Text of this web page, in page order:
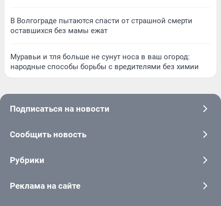
В Волгограде пытаются спасти от страшной смерти
оставшихся без мамы ежат
Муравьи и тля больше не сунут носа в ваш огород:
народные способы борьбы с вредителями без химии
Подписаться на новости
Сообщить новость
Рубрики
Реклама на сайте